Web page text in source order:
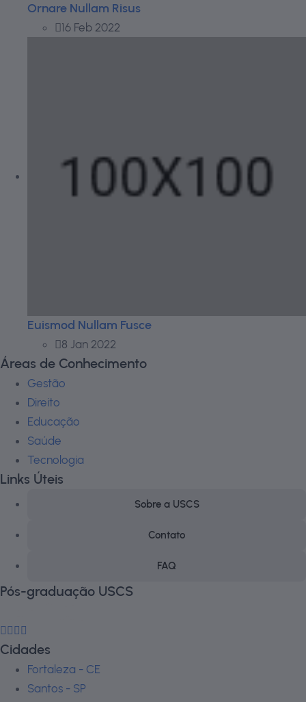
Ornare Nullam Risus
16 Feb 2022
Euismod Nullam Fusce
8 Jan 2022
Áreas de Conhecimento
Gestão
Direito
Educação
Saúde
Tecnologia
Links Úteis
Sobre a USCS
Contato
FAQ
Pós-graduação USCS
Cidades
Fortaleza - CE
Santos - SP